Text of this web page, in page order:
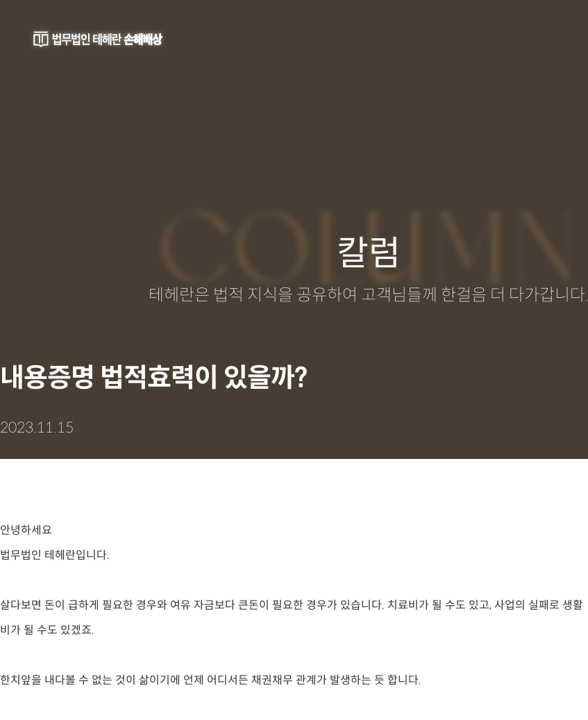
COLUMN
칼럼
테헤란은 법적 지식을 공유하여 고객님들께 한걸음 더 다가갑니다.
내용증명 법적효력이 있을까?
2023.11.15
안녕하세요
법무법인 테헤란입니다.
살다보면 돈이 급하게 필요한 경우와 여유 자금보다 큰돈이 필요한 경우가 있습니다. 치료비가 될 수도 있고, 사업의 실패로 생활
비가 될 수도 있겠죠.
한치앞을 내다볼 수 없는 것이 삶이기에 언제 어디서든 채권채무 관계가 발생하는 듯 합니다.